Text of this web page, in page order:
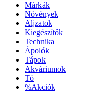
Márkák
Növények
Aljzatok
Kiegészítők
Technika
Ápolók
Tápok
Akváriumok
Tó
%Akciók